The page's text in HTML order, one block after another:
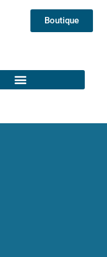
Boutique